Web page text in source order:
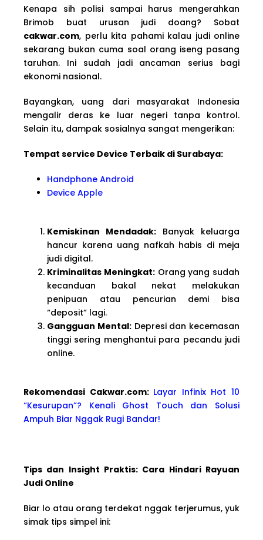
Kenapa sih polisi sampai harus mengerahkan
Brimob buat urusan judi doang? Sobat
cakwar.com, perlu kita pahami kalau judi online
sekarang bukan cuma soal orang iseng pasang
taruhan. Ini sudah jadi ancaman serius bagi
ekonomi nasional.
Bayangkan, uang dari masyarakat Indonesia
mengalir deras ke luar negeri tanpa kontrol.
Selain itu, dampak sosialnya sangat mengerikan:
Tempat service Device Terbaik di Surabaya:
Handphone Android
Device Apple
Kemiskinan Mendadak: Banyak keluarga
hancur karena uang nafkah habis di meja
judi digital.
Kriminalitas Meningkat:Orang yang sudah
kecanduan bakal nekat melakukan
penipuan atau pencurian demi bisa
“deposit” lagi.
Gangguan Mental:Depresi dan kecemasan
tinggi sering menghantui para pecandu judi
online.
Rekomendasi Cakwar.com: Layar Infinix Hot 10
“Kesurupan”? Kenali Ghost Touch dan Solusi
Ampuh Biar Nggak Rugi Bandar!
Tips dan Insight Praktis: Cara Hindari Rayuan
Judi Online
Biar lo atau orang terdekat nggak terjerumus, yuk
simak tips simpel ini: